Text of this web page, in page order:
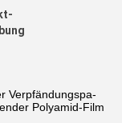
Verpfändungspa-
Polyamid-Film